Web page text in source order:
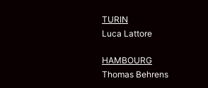
TURIN
Luca Lattore
HAMBOURG
Thomas Behrens